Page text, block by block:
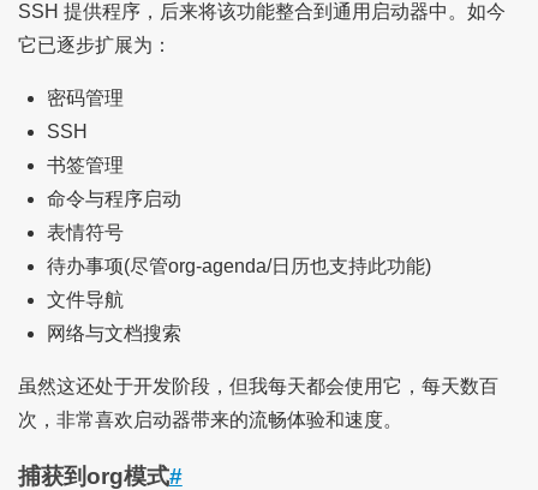
SSH 提供程序，后来将该功能整合到通用启动器中。如今
它已逐步扩展为：
密码管理
SSH
书签管理
命令与程序启动
表情符号
待办事项(尽管org-agenda/日历也支持此功能)
文件导航
网络与文档搜索
虽然这还处于开发阶段，但我每天都会使用它，每天数百
次，非常喜欢启动器带来的流畅体验和速度。
捕获到org模式#